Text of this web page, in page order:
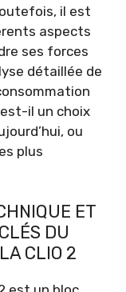
il est
aspects
ses forces
détaillée de
il un choix
ou
plus
ET
DU
CLIO 2